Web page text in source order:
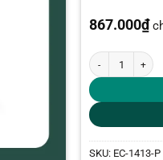
867.000₫
Dung dịch
SKU: EC-1413-P